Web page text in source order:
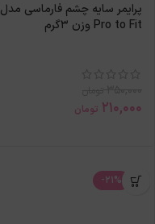
پرایمر سایه چشم فارماسی مدل
Pro to Fit وزن 3گرم
210,000 تومان
-21%